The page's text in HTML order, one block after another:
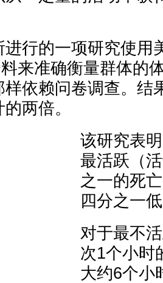
行的一项研究使用
来准确衡量群体的
样依赖问卷调查。结
两倍。
该研究表
最活跃（
之一的死
四分之一
对于最不
次1个小时
大约6个小